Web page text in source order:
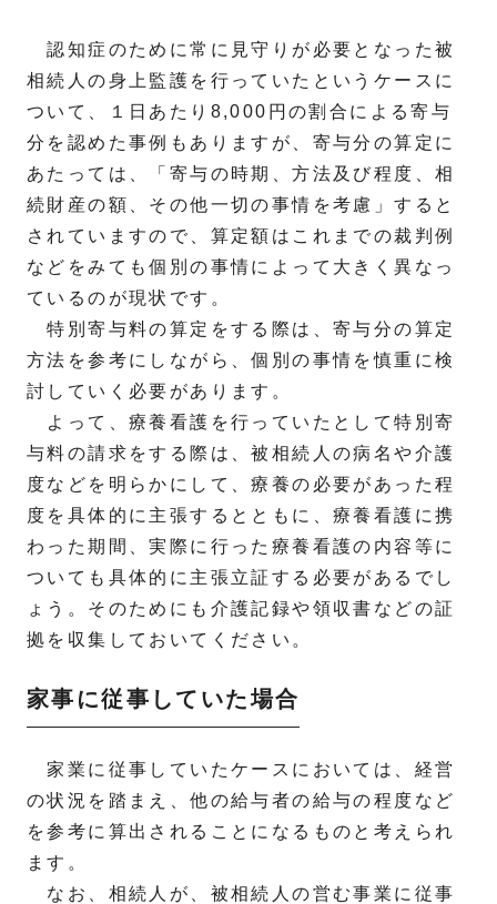
認知症のために常に見守りが必要となった被
相続人の身上監護を行っていたというケースに
ついて、１日あたり8,000円の割合による寄与
分を認めた事例もありますが、寄与分の算定に
あたっては、「寄与の時期、方法及び程度、相
続財産の額、その他一切の事情を考慮」すると
されていますので、算定額はこれまでの裁判例
などをみても個別の事情によって大きく異なっ
ているのが現状です。
特別寄与料の算定をする際は、寄与分の算定
方法を参考にしながら、個別の事情を慎重に検
討していく必要があります。
よって、療養看護を行っていたとして特別寄
与料の請求をする際は、被相続人の病名や介護
度などを明らかにして、療養の必要があった程
度を具体的に主張するとともに、療養看護に携
わった期間、実際に行った療養看護の内容等に
ついても具体的に主張立証する必要があるでし
ょう。そのためにも介護記録や領収書などの証
拠を収集しておいてください。
家事に従事していた場合
家業に従事していたケースにおいては、経営
の状況を踏まえ、他の給与者の給与の程度など
を参考に算出されることになるものと考えられ
ます。
なお、相続人が、被相続人の営む事業に従事